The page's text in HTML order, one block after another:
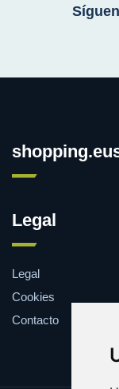
Legal
Legal
Cookies
Contacto